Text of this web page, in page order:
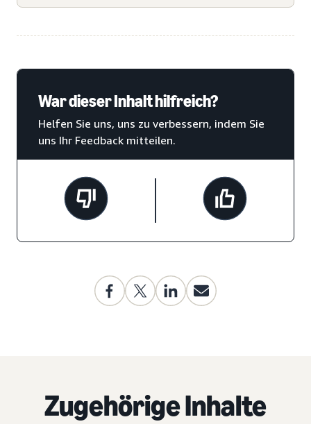
War dieser Inhalt hilfreich?
Helfen Sie uns, uns zu verbessern, indem Sie
uns Ihr Feedback mitteilen.
Zugehörige Inhalte